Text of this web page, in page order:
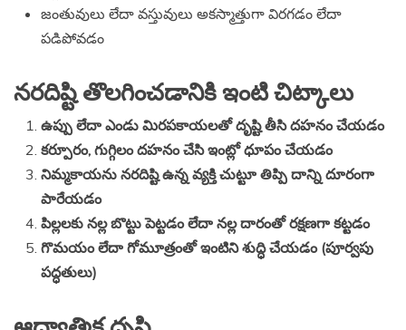
జంతువులు లేదా వస్తువులు అకస్మాత్తుగా విరగడం లేదా
పడిపోవడం
నరదిష్టి తొలగించడానికి ఇంటి చిట్కాలు
ఉప్పు లేదా ఎండు మిరపకాయలతో దృష్టి తీసి దహనం చేయడం
కర్పూరం, గుగ్గిలం దహనం చేసి ఇంట్లో ధూపం చేయడం
నిమ్మకాయను నరదిష్టి ఉన్న వ్యక్తి చుట్టూ తిప్పి దాన్ని దూరంగా
పారేయడం
పిల్లలకు నల్ల బొట్టు పెట్టడం లేదా నల్ల దారంతో రక్షణగా కట్టడం
గొమయం లేదా గోమూత్రంతో ఇంటిని శుద్ధి చేయడం (పూర్వపు
పద్ధతులు)